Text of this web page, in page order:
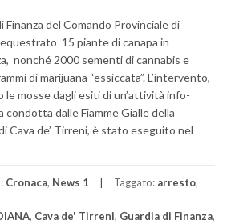
Finanza del Comando Provinciale di
15 piante di canapa in
nonché 2000 sementi di cannabis e
di marijuana “essiccata”. L’intervento,
le mosse dagli esiti di un’attività info-
condotta dalle Fiamme Gialle della
Cava de’ Tirreni, è stato eseguito nel
Cronaca, News 1 Taggato: arresto,
, Cava de' Tirreni, Guardia di Finanza,